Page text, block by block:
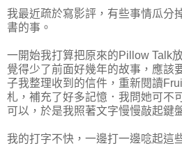
我最近疏於寫影評，有些事情瓜分
書的事。
一開始我打算把原來的Pillow Talk
覺得少了前面好幾年的故事，應該
子我整理收到的信件，重新閱讀
札，補充了好多記憶．我問她可不
可以，於是我照著文字慢慢敲起鍵
我的打字不快，一邊打一邊唸起這